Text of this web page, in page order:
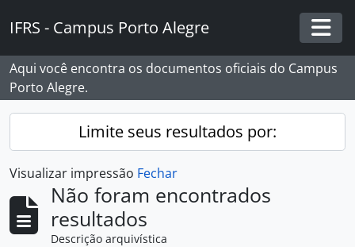
IFRS - Campus Porto Alegre
Aqui você encontra os documentos oficiais do Campus
Porto Alegre.
Limite seus resultados por:
Visualizar impressão Fechar
Não foram encontrados
resultados
Descrição arquivística